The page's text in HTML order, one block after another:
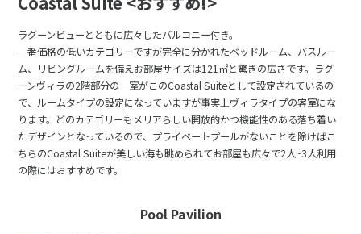
ラグーンビューとともに広々したバルコニー付き。
一番価格の低いカテゴリーですが完全に分かれたベッドルーム、バスルー
ム、リビングルームを備えお部屋サイズは121㎡と驚きの広さです。ラグ
ーンヴィラの2階部分の一室がこのCoastal Suiteとして設定されているの
で、ルームタイプの設定になっていますが事実上ヴィラタイプの客室にな
ります。どのカテゴリーもメリアらしい開放的かつ機能性のある落ち着い
たデザインとなっているので、プライベートプールがないことを除けばこ
ちらのCoastal Suiteが美しい海も眺められてお部屋も広々で2人~3人利用
の際にはおすすめです。
Pool Pavilion